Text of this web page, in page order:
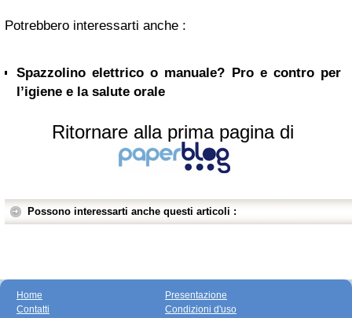
Potrebbero interessarti anche :
Spazzolino elettrico o manuale? Pro e contro per
l’igiene e la salute orale
Ritornare alla prima pagina di
Possono interessarti anche questi articoli :
Home
Contatti
Presentazione
Condizioni d'uso